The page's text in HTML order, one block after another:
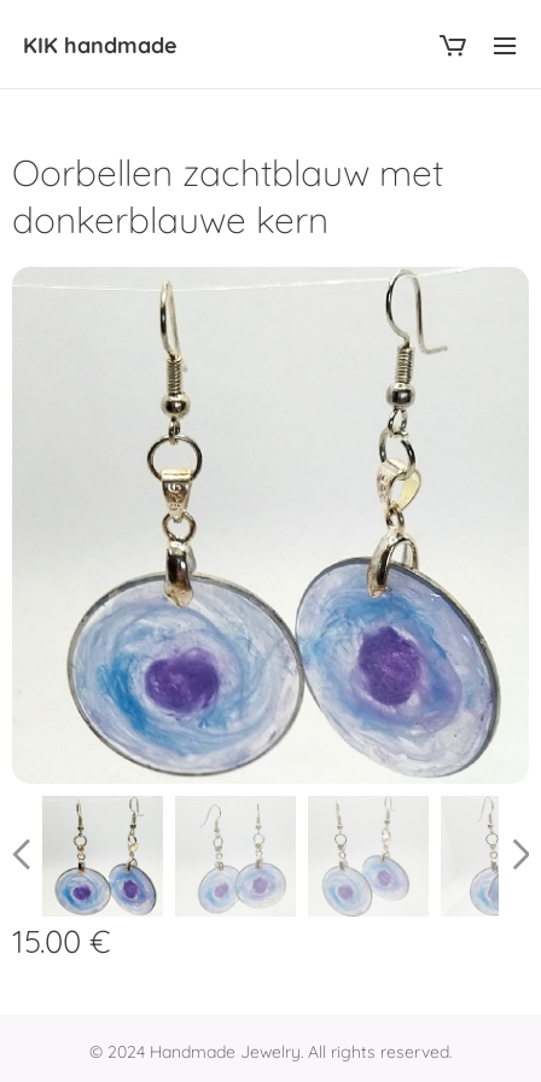
KIK handmade
Oorbellen zachtblauw met
donkerblauwe kern
15.00 €
© 2024 Handmade Jewelry. All rights reserved.